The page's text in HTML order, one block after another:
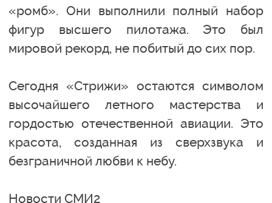
«ромб». Они выполнили полный набор
фигур высшего пилотажа. Это был
мировой рекорд, не побитый до сих пор.
Сегодня «Стрижи» остаются символом
высочайшего летного мастерства и
гордостью отечественной авиации. Это
красота, созданная из сверхзвука и
безграничной любви к небу.
Новости СМИ2